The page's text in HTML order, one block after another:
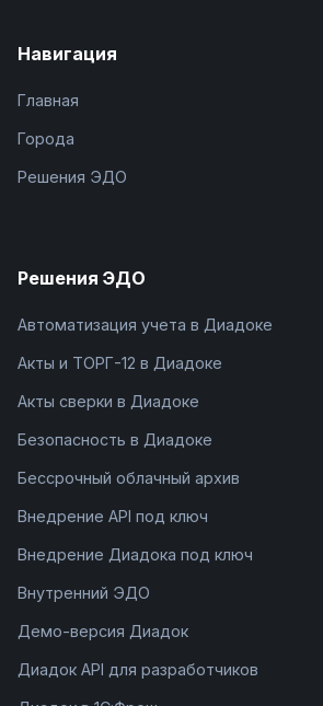
Навигация
Главная
Города
Решения ЭДО
Решения ЭДО
Автоматизация учета в Диадоке
Акты и ТОРГ-12 в Диадоке
Акты сверки в Диадоке
Безопасность в Диадоке
Бессрочный облачный архив
Внедрение API под ключ
Внедрение Диадока под ключ
Внутренний ЭДО
Демо-версия Диадок
Диадок API для разработчиков